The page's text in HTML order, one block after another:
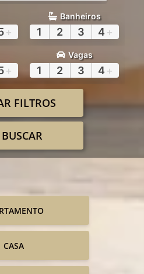
+
Banheiros
1 2 3 4 +
+
Vagas
1 2 3 4 +
FILTROS
BUSCAR
CASA